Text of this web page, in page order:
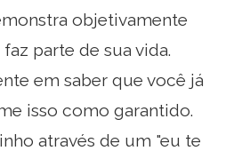
objetivamente
parte de sua vida.
em saber que você já
isso como garantido.
através de um "eu te